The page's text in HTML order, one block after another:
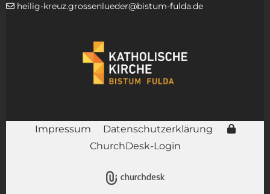
 heilig-kreuz.grossenlueder@bistum-fulda.de
Impressum
Datenschutzerklärung
ChurchDesk-Login